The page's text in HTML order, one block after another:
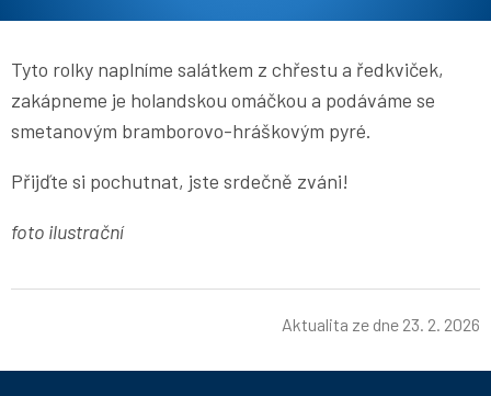
Tyto rolky naplníme salátkem z chřestu a ředkviček,
zakápneme je holandskou omáčkou a podáváme se
smetanovým bramborovo-hráškovým pyré.
Přijďte si pochutnat, jste srdečně zváni!
foto ilustrační
Aktualita ze dne 23. 2. 2026